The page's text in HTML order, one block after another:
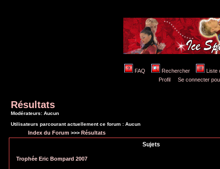
FAQ Rechercher
Liste
Profil
Se connecter
Résultats
Modérateurs: Aucun
Utilisateurs parcourant actuellement ce forum : Aucun
Index du Forum >>> Résultats
Sujets
Trophée Eric Bompard 2007